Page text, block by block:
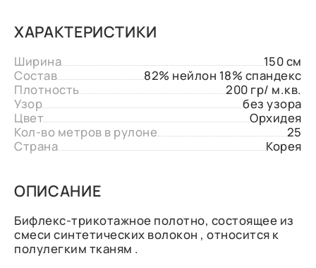
ХАРАКТЕРИСТИКИ
Ширина
150 см
Состав
82% нейлон 18% спандекс
Плотность
200 гр/ м.кв.
Узор
без узора
Цвет
Орхидея
Кол-во метров в рулоне
25
Страна
Корея
ОПИСАНИЕ
Бифлекс-трикотажное полотно, состоящее из
смеси синтетических волокон , относится к
полулегким тканям .